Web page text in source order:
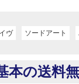
ヴ ソードアート
本の送料無